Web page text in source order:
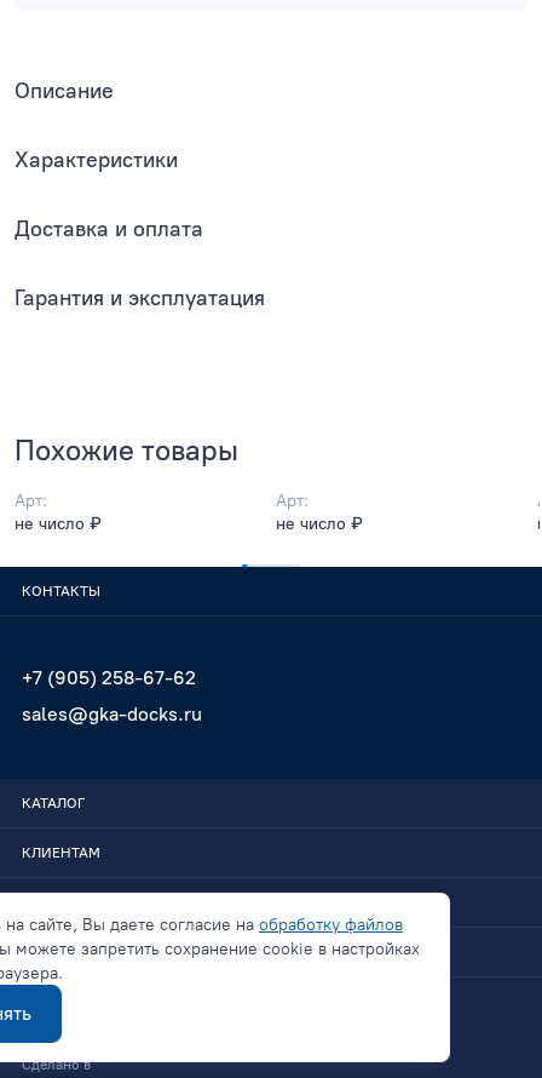
Описание
Характеристики
Доставка и оплата
Гарантия и эксплуатация
Похожие товары
Арт:
не число ₽
Арт:
не число ₽
КОНТАКТЫ
+7 (905) 258-67-62
sales@gka-docks.ru
КАТАЛОГ
КЛИЕНТАМ
СВЯЗАТЬСЯ
Политика конфиденциальности
Сделано в
на сайте, Вы даете согласие на обработку файлов
можете запретить сохранение cookie в настройках